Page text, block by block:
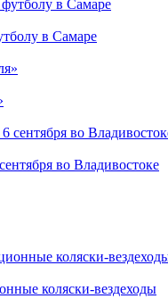
в Самаре
во Владивостоке
коляски-вездеходы